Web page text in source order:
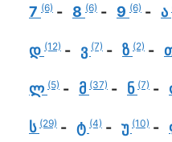
7 (6) 8 (6) 9 (6) ა
დ (12) ვ (7) ზ (2)
ლ (5) მ (37) ნ (7)
ს (29) ტ (4) უ (10)